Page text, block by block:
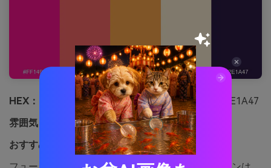
HEX：
#FF1493 #FF6B6B #FFA94D #FFF1D6 #2E1A47
雰囲気：
暖かい、エネルギッシュ、前向き
おすすめ用途：サマーキャンペーンバナー広告